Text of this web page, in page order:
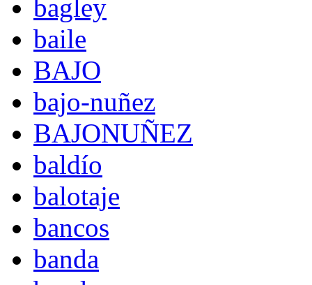
bagley
baile
BAJO
bajo-nuñez
BAJONUÑEZ
baldío
balotaje
bancos
banda